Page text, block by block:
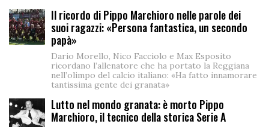
Il ricordo di Pippo Marchioro nelle parole dei
suoi ragazzi: «Persona fantastica, un secondo
papà»
Dario Morello, Nico Facciolo e Max Esposito
ricordano l’allenatore che ha portato la Reggiana
nell’olimpo del calcio italiano: «Ha fatto innamorare
tantissima gente dei granata»
Lutto nel mondo granata: è morto Pippo
Marchioro, il tecnico della storica Serie A